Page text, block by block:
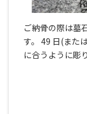
ご納骨の際は墓
す。 49 日(また
に合うように彫